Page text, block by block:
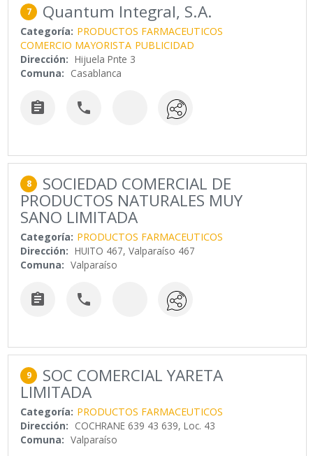
7 Quantum Integral, S.A.
Categoría: PRODUCTOS FARMACEUTICOS
COMERCIO MAYORISTA PUBLICIDAD
Dirección: Hijuela Pnte 3
Comuna: Casablanca
 
8 SOCIEDAD COMERCIAL DE
PRODUCTOS NATURALES MUY
SANO LIMITADA
Categoría: PRODUCTOS FARMACEUTICOS
Dirección: HUITO 467, Valparaíso 467
Comuna: Valparaíso
 
9 SOC COMERCIAL YARETA
LIMITADA
Categoría: PRODUCTOS FARMACEUTICOS
Dirección: COCHRANE 639 43 639, Loc. 43
Comuna: Valparaíso